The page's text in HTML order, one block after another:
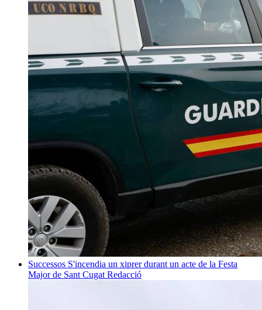
Successos S'incendia un xiprer durant un acte de la Festa
Major de Sant Cugat Redacció